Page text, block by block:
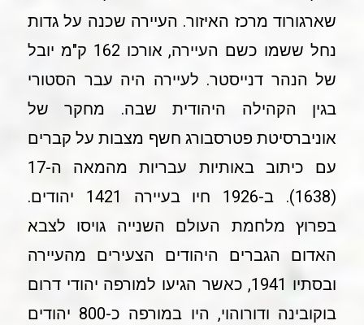
שארגורוד מרכז האיזור. העיירה שכנה על גדות
נחל ששמו כשם העיירה, אורכו 162 ק"מ יובל
של הנהר דנייסטר. לעיירה היה עבר הסטורי
בגין הקהילה היהודית שבה. מחקר של
אוניברסיטת פטרסבורג חשף מצבות על קברים
עם כיתוב באותיות עבריות מהמאה ה-17
(1638). ב-1926 חיו בעיירה 1421 יהודים.
בפרוץ מלחמת העולם השנייה גויסו לצבא
האדום הגברים היהודים הצעירים מהעיירה
ובסתיו 1941, כאשר הגיעו למורפה יהודי דרום
בוקובינה ודורוהוי, היו במורפה כ-800 יהודים